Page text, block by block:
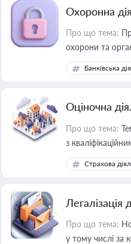
Охоронна
Про що тема:
охорони та
Банківська
Оціночна
Про що тема:
з
медійних змін
приватизації,
Страхова
Легалізація
Про що тема:
у тому числі за